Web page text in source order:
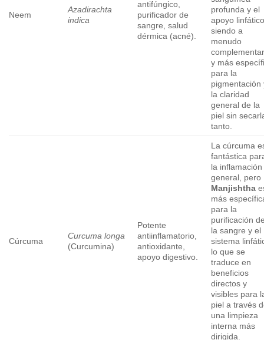
Neem
Azadirachta
indica
antifúngico,
purificador de
sangre, salud
dérmica (acné).
profunda y el
apoyo
siendo a
menudo
y más
para la
pigmentación
la claridad
general de la
piel sin
tanto.
Cúrcuma
Curcuma longa
(Curcumina)
Potente
antiinflamatorio,
antioxidante,
apoyo digestivo.
La cúrcuma
fantástica
la inflamación
general, pero
Manjishtha
más
para la
purificación
la sangre y el
sistema
lo que se
traduce en
beneficios
directos y
visibles para
piel a través
una limpieza
interna más
dirigida.